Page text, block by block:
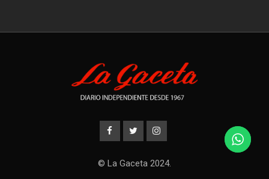
© La Gaceta 2024.